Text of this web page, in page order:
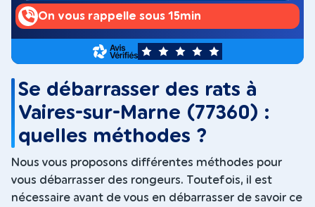
On vous rappelle sous 15min
5
Se débarrasser des rats à
Vaires-sur-Marne (77360) :
quelles méthodes ?
Nous vous proposons différentes méthodes pour
vous débarrasser des rongeurs. Toutefois, il est
nécessaire avant de vous en débarrasser de savoir ce